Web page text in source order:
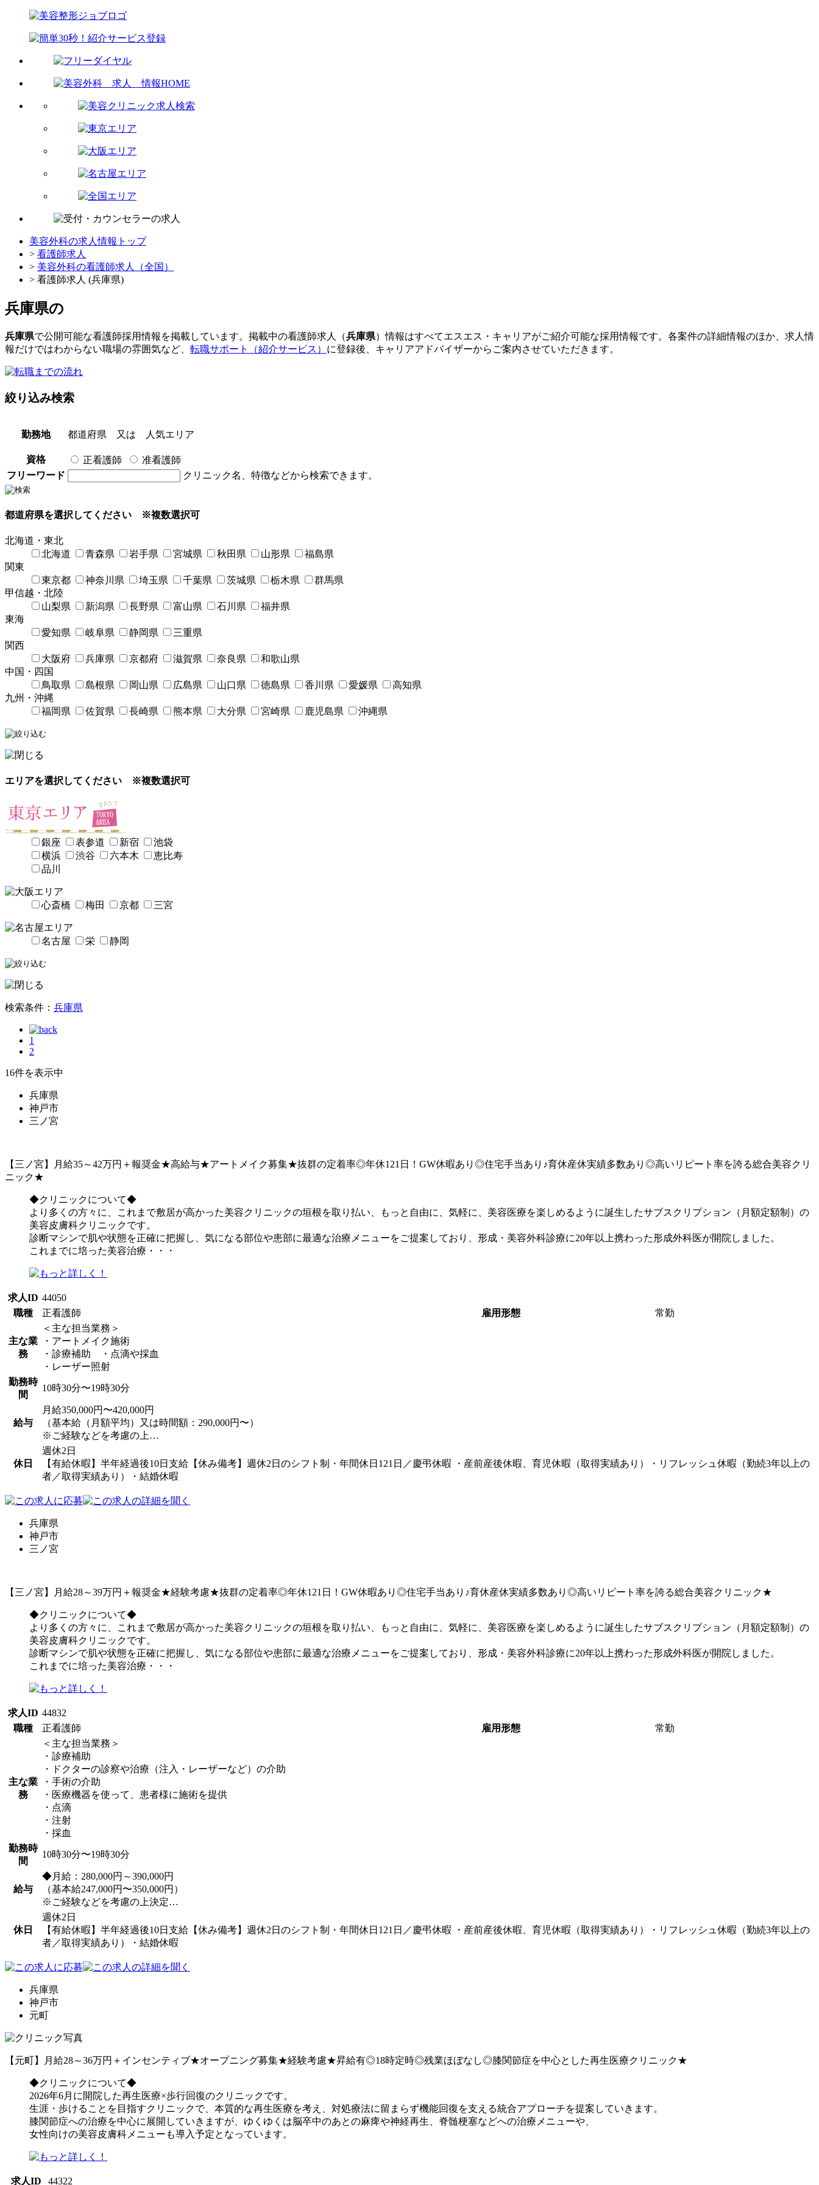
美容外科の求人情報トップ
> 看護師求人
> 美容外科の看護師求人（全国）
> 看護師求人 (兵庫県)
兵庫県の
兵庫県で公開可能な看護師採用情報を掲載しています。掲載中の看護師求人（兵庫県）情報はすべてエスエス・キャリアがご紹介可能な採用情報です。各案件の詳細情報のほか、求人情
報だけではわからない職場の雰囲気など、 転職サポート（紹介サービス） に登録後、キャリアアドバイザーからご案内させていただきます。
絞り込み検索
勤務地 都道府県 又は 人気エリア
資格 正看護師
准看護師
フリーワード
クリニック名、特徴などから検索できます。
都道府県を選択してください ※複数選択可
北海道・東北
北海道
青森県 岩手県 宮城県 秋田県 山形県
福島県
関東
東京都
神奈川県 埼玉県 千葉県 茨城県 栃木県
群馬県
甲信越・北陸
山梨県
新潟県 長野県 富山県 石川県
福井県
東海
愛知県
岐阜県 静岡県
三重県
関西
大阪府
兵庫県 京都府 滋賀県 奈良県
和歌山県
中国・四国
鳥取県
島根県 岡山県 広島県 山口県 徳島県 香川県 愛媛県
高知県
九州・沖縄
福岡県
佐賀県 長崎県 熊本県 大分県 宮崎県 鹿児島県 沖縄県
エリアを選択してください ※複数選択可
銀座 表参道 新宿
池袋
横浜
渋谷 六本木
恵比寿
品川
心斎橋 梅田 京都 三宮
名古屋 栄 静岡
検索条件： 兵庫県
1
2
16件を表示中
兵庫県
神戸市
三ノ宮
【三ノ宮】月給35～42万円＋報奨金★高給与★アートメイク募集★抜群の定着率◎年休121日！GW休暇あり◎住宅手当あり♪育休産休実績多数あり◎高いリピート率を誇る総合美容クリ
ニック★
◆クリニックについて◆
より多くの方々に、これまで敷居が高かった美容クリニックの垣根を取り払い、もっと自由に、気軽に、美容医療を楽しめるように誕生したサブスクリプション（月額定額制）の
美容皮膚科クリニックです。
診断マシンで肌や状態を正確に把握し、気になる部位や患部に最適な治療メニューをご提案しており、形成・美容外科診療に20年以上携わった形成外科医が開院しました。
これまでに培った美容治療・・・
求人ID 44050
職種
正看護師 雇用形態 常勤
主な業
務
＜主な担当業務＞
・アートメイク施術
・診療補助 ・点滴や採血
・レーザー照射
勤務時
間
10時30分〜19時30分
給与
月給350,000円〜420,000円
（基本給（月額平均）又は時間額：290,000円〜）
※ご経験などを考慮の上…
休日
週休2日
【有給休暇】半年経過後10日支給【休み備考】週休2日のシフト制・年間休日121日／慶弔休暇 ・産前産後休暇、育児休暇（取得実績あり）・リフレッシュ休暇（勤続3年以上の
者／取得実績あり）・結婚休暇
兵庫県
神戸市
三ノ宮
【三ノ宮】月給28～39万円＋報奨金★経験考慮★抜群の定着率◎年休121日！GW休暇あり◎住宅手当あり♪育休産休実績多数あり◎高いリピート率を誇る総合美容クリニック★
◆クリニックについて◆
より多くの方々に、これまで敷居が高かった美容クリニックの垣根を取り払い、もっと自由に、気軽に、美容医療を楽しめるように誕生したサブスクリプション（月額定額制）の
美容皮膚科クリニックです。
診断マシンで肌や状態を正確に把握し、気になる部位や患部に最適な治療メニューをご提案しており、形成・美容外科診療に20年以上携わった形成外科医が開院しました。
これまでに培った美容治療・・・
求人ID 44832
職種
正看護師 雇用形態 常勤
主な業
務
＜主な担当業務＞
・診療補助
・ドクターの診察や治療（注入・レーザーなど）の介助
・手術の介助
・医療機器を使って、患者様に施術を提供
・点滴
・注射
・採血
勤務時
間
10時30分〜19時30分
給与
◆月給：280,000円～390,000円
（基本給247,000円〜350,000円）
※ご経験などを考慮の上決定…
休日
週休2日
【有給休暇】半年経過後10日支給【休み備考】週休2日のシフト制・年間休日121日／慶弔休暇 ・産前産後休暇、育児休暇（取得実績あり）・リフレッシュ休暇（勤続3年以上の
者／取得実績あり）・結婚休暇
兵庫県
神戸市
元町
【元町】月給28～36万円＋インセンティブ★オープニング募集★経験考慮★昇給有◎18時定時◎残業ほぼなし◎膝関節症を中心とした再生医療クリニック★
◆クリニックについて◆
2026年6月に開院した再生医療×歩行回復のクリニックです。
生涯・歩けることを目指すクリニックで、本質的な再生医療を考え、対処療法に留まらず機能回復を支える統合アプローチを提案していきます。
膝関節症への治療を中心に展開していきますが、ゆくゆくは脳卒中のあとの麻痺や神経再生、脊髄梗塞などへの治療メニューや、
女性向けの美容皮膚科メニューも導入予定となっています。
求人ID 44322